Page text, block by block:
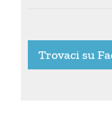
Trovaci su